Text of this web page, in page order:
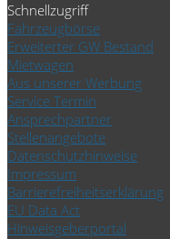
Schnellzugriff
Fahrzeugbörse
Erweiterter GW Bestand
Mietwagen
Aus unserer Werbung
Service Termin
Ansprechpartner
Stellenangebote
Datenschutzhinweise
Impressum
Barrierefreiheitserklärung
EU Data Act
Hinweisgeberportal